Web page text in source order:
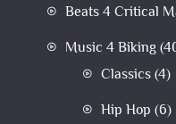
Beats 4 Critical
Music 4 Biking
Classics(4)
Hip Hop (6)